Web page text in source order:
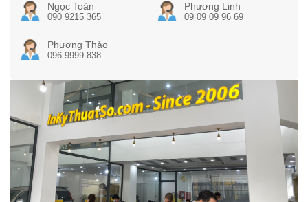
Ngọc Toàn
090 9215 365
Phương Linh
09 09 09 96 69
Phương Thảo
096 9999 838